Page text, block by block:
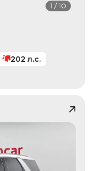
1 /10
202 л.с.